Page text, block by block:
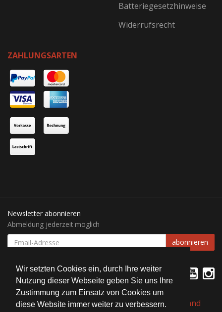
Wir setzten Cookies ein, durch Ihre weiter
Nutzung dieser Webseite geben Sie uns Ihre
Zustimmung zum Einsatz von Cookies um
diese Website immer weiter zu verbessern.
Batteriegesetzhinweise
Widerrufsrecht
ZAHLUNGSARTEN
Newsletter abonnieren
Abmeldung jederzeit möglich
EMAIL-
ADRESSE
abonnieren
*Alle Preise inkl. gesetzlicher USt., zzgl. Versand